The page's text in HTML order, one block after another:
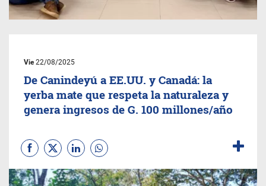
Vie22/08/2025
De Canindeyú a EE.UU. y Canadá: la
yerba mate que respeta la naturaleza y
genera ingresos de G. 100 millones/año